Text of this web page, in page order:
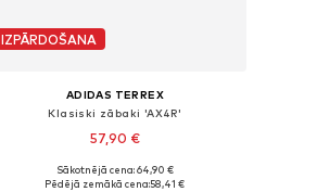
IZPĀRDOŠANA
ADIDAS TERREX
Klasiski zābaki 'AX4R'
57,90 €
Pieejams daudzos izmēros
Sākotnējā cena: 64,90 €
Pēdējā zemākā cena:58,41 €